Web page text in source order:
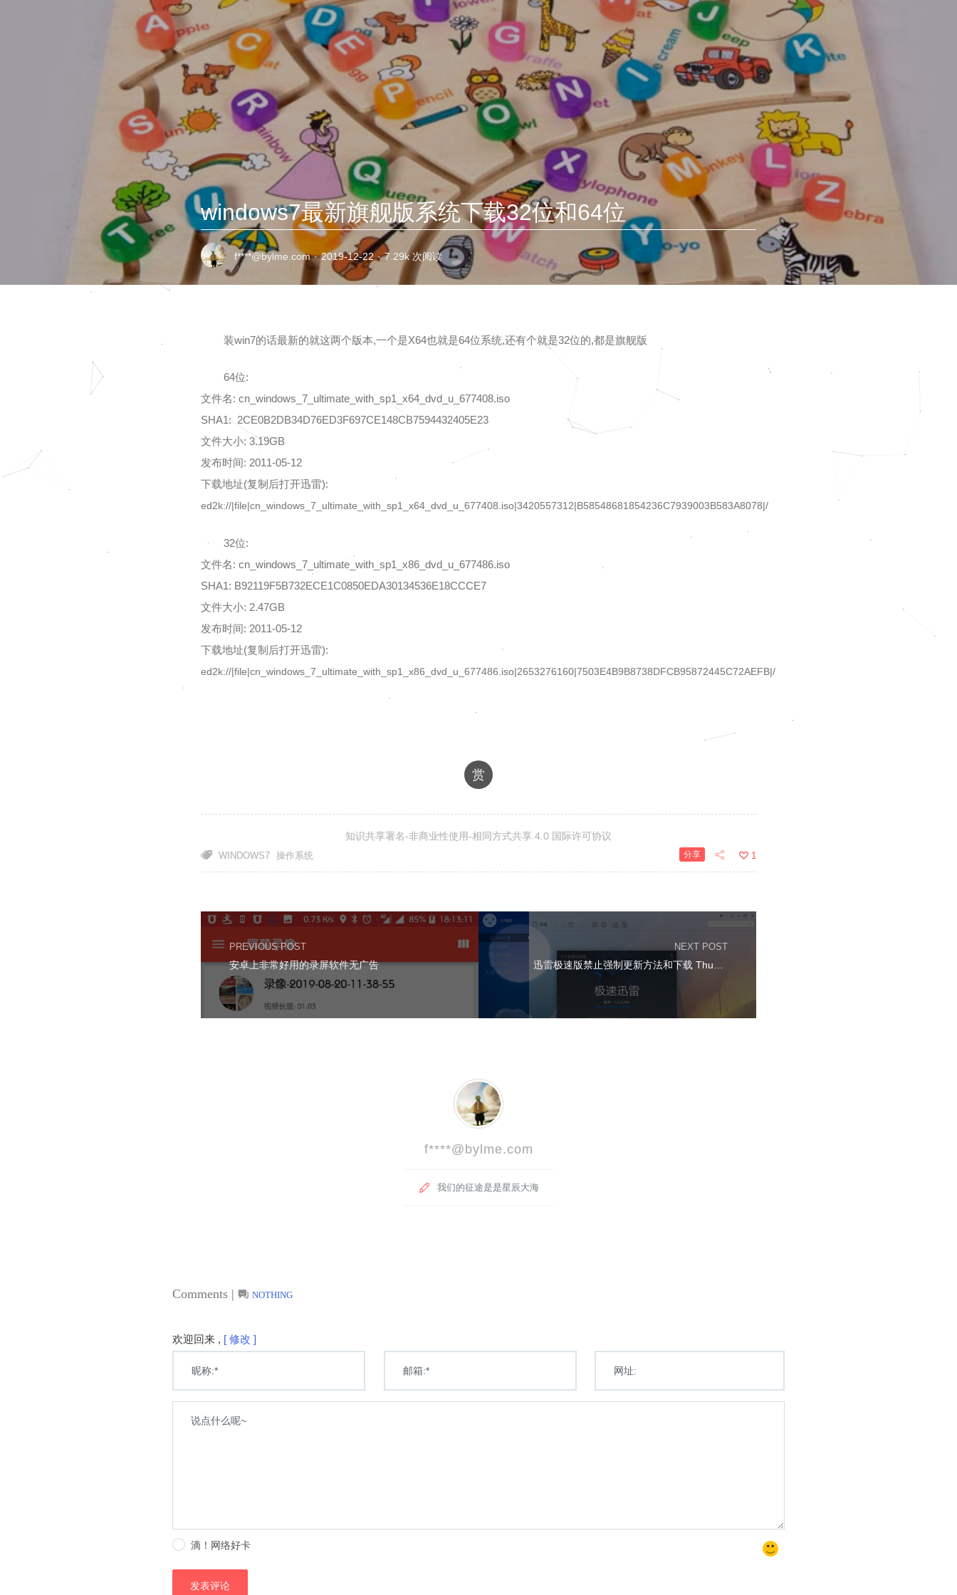
windows7最新旗舰版系统下载32位和64位
f****@bylme.com · 2019-12-22 · 7.29k 次阅读
装win7的话最新的就这两个版本,一个是X64也就是64位系统,还有个就是32位的,都是旗舰版
64位:
文件名: cn_windows_7_ultimate_with_sp1_x64_dvd_u_677408.iso
SHA1: 2CE0B2DB34D76ED3F697CE148CB7594432405E23
文件大小: 3.19GB
发布时间: 2011-05-12
下载地址(复制后打开迅雷):
ed2k://|file|cn_windows_7_ultimate_with_sp1_x64_dvd_u_677408.iso|3420557312|B58548681854236C7939003B583A8078|/
32位:
文件名: cn_windows_7_ultimate_with_sp1_x86_dvd_u_677486.iso
SHA1: B92119F5B732ECE1C0850EDA30134536E18CCCE7
文件大小: 2.47GB
发布时间: 2011-05-12
下载地址(复制后打开迅雷):
ed2k://|file|cn_windows_7_ultimate_with_sp1_x86_dvd_u_677486.iso|2653276160|7503E4B9B8738DFCB95872445C72AEFB|/
赏
知识共享署名-非商业性使用-相同方式共享 4.0 国际许可协议
WINDOWS7 操作系统 1
分享
PREVIOUS POST
安卓上非常好用的录屏软件无广告
NEXT POST
f****@bylme.com
我们的征途是是星辰大海
Comments | NOTHING
欢迎回来 , [ 修改 ]
滴！网络好卡